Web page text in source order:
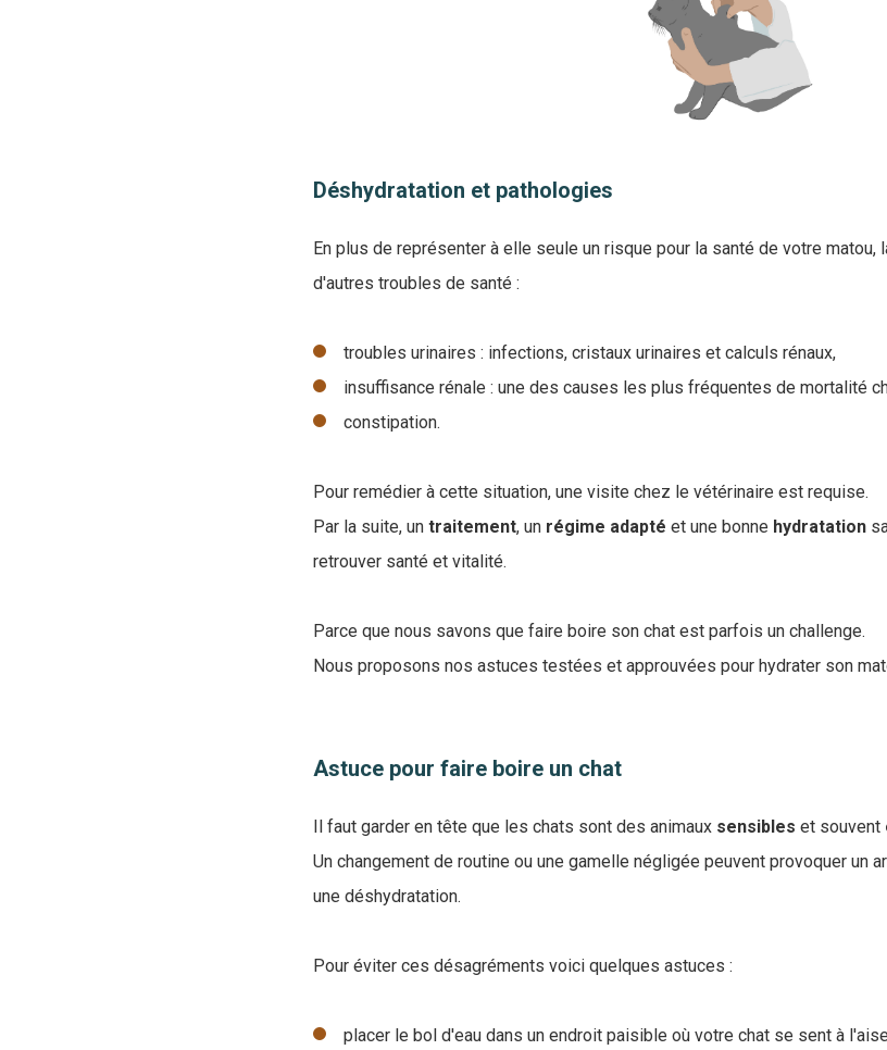
Déshydratation et pathologies
En plus de représenter à elle seule un risque pour la santé de votre matou,
d'autres troubles de santé :
troubles urinaires : infections, cristaux urinaires et calculs rénaux,
insuffisance rénale : une des causes les plus fréquentes de mortalité
constipation.
Pour remédier à cette situation, une visite chez le vétérinaire est requise.
Par la suite, un traitement, un régime adapté et une bonne hydratation
retrouver santé et vitalité.
Parce que nous savons que faire boire son chat est parfois un challenge.
Nous proposons nos astuces testées et approuvées pour hydrater son
Astuce pour faire boire un chat
Il faut garder en tête que les chats sont des animaux sensibles et souvent
Un changement de routine ou une gamelle négligée peuvent provoquer un
une déshydratation.
Pour éviter ces désagréments voici quelques astuces :
placer le bol d'eau dans un endroit paisible où votre chat se sent à